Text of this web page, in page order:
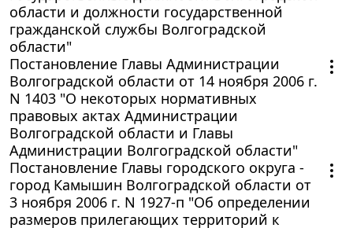
области и должности государственной
гражданской службы Волгоградской
области"
Постановление Главы Администрации
Волгоградской области от 14 ноября 2006 г.
N 1403 "О некоторых нормативных
правовых актах Администрации
Волгоградской области и Главы
Администрации Волгоградской области"
Постановление Главы городского округа -
город Камышин Волгоградской области от
3 ноября 2006 г. N 1927-п "Об определении
размеров прилегающих территорий к